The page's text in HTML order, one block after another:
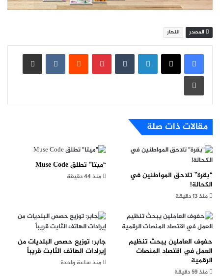
المصدر النهار
لينكدإن بينتيريست
مشاركة عبر البريد
طباعة
مقالات ذات صلة
“بقرة” تلاحق المواطنين في
الكحالة!
منذ 13 دقيقة
“ميتا” تطلق Muse Code
منذ 44 دقيقة
حفوف العاملين يبحث تنظيم
العمل في اقتصاد المنصات
الرقمية
منذ 59 دقيقة
جابر: توزيع حصص البلديات من
إيرادات الهاتف الثابت قريباً
منذ ساعة واحدة